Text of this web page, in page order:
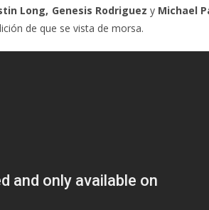
Long, Genesis Rodriguez y Michael
de que se vista de morsa.